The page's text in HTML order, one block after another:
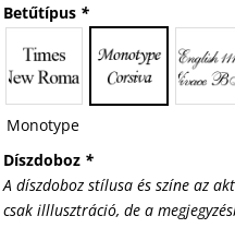
Betűtípus *
Monotype
Díszdoboz *
A díszdoboz stílusa és színe az
csak illlusztráció, de a